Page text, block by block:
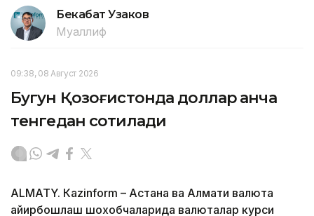
Бекабат Узаков
Муаллиф
09:38, 08 Август 2026
Бугун Қозоғистонда доллар қанча
тенгедан сотилади
ALMATY. Кazinform – Астана ва Алмати валюта
айирбошлаш шохобчаларида валюталар курси